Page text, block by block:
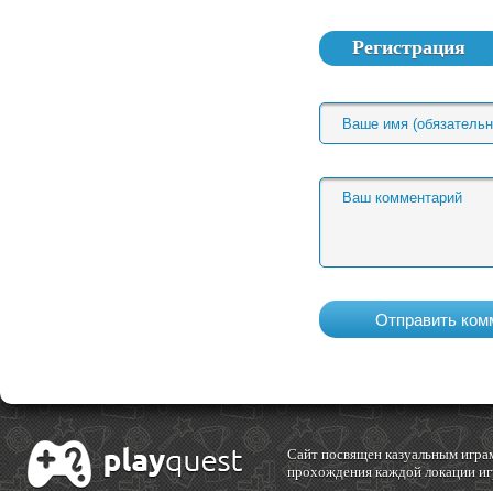
Регистрация
Cайт посвящен казуальным
прохождения каждой локации